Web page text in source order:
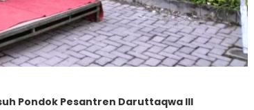
Pondok Pesantren Daruttaqwa III